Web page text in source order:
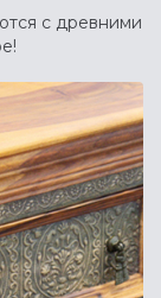
с древними